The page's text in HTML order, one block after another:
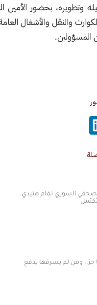
الأمين العام لرئاسة
والأشغال العامة والإسكان،
تمّام هنيدي..
يدفع